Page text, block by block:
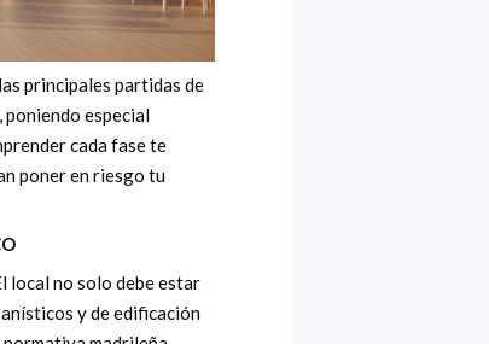
principales partidas de
especial
cada fase te
poner en riesgo tu
local no solo debe estar
y de edificación